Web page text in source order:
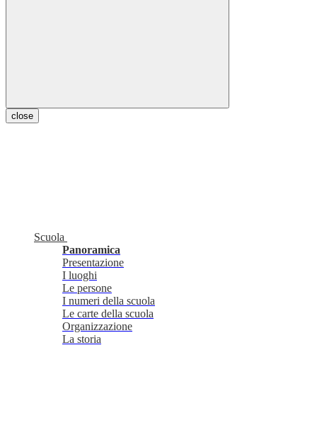
close
Scuola
Panoramica
Presentazione
I luoghi
Le persone
I numeri della scuola
Le carte della scuola
Organizzazione
La storia